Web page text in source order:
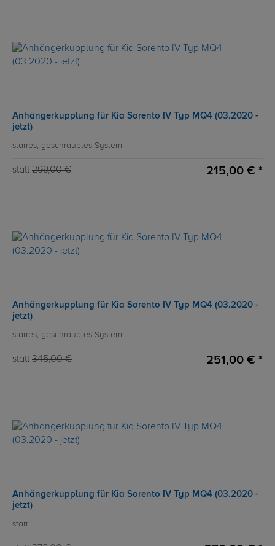
Anhängerkupplung für Kia Sorento IV Typ MQ4 (03.2020 -
jetzt)
starres, geschraubtes System
statt 299,00 € 215,00 € *
Anhängerkupplung für Kia Sorento IV Typ MQ4 (03.2020 -
jetzt)
starres, geschraubtes System
statt 345,00 € 251,00 € *
Anhängerkupplung für Kia Sorento IV Typ MQ4 (03.2020 -
jetzt)
starr